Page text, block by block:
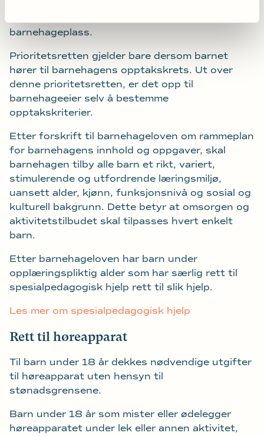
barnehageplass.
Prioritetsretten gjelder bare dersom barnet
hører til barnehagens opptakskrets. Ut over
denne prioritetsretten, er det opp til
barnehageeier selv å bestemme
opptakskriterier.
Etter forskrift til barnehageloven om rammeplan
for barnehagens innhold og oppgaver, skal
barnehagen tilby alle barn et rikt, variert,
stimulerende og utfordrende læringsmiljø,
uansett alder, kjønn, funksjonsnivå og sosial og
kulturell bakgrunn. Dette betyr at omsorgen og
aktivitetstilbudet skal tilpasses hvert enkelt
barn.
Etter barnehageloven har barn under
opplæringspliktig alder som har særlig rett til
spesialpedagogisk hjelp rett til slik hjelp.
Les mer om spesialpedagogisk hjelp
Rett til høreapparat
Til barn under 18 år dekkes nødvendige utgifter
til høreapparat uten hensyn til
stønadsgrensene.
Barn under 18 år som mister eller ødelegger
høreapparatet under lek eller annen aktivitet,